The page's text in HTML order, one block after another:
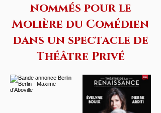
nommés pour le
Molière du Comédien
dans un spectacle de
Théâtre Privé